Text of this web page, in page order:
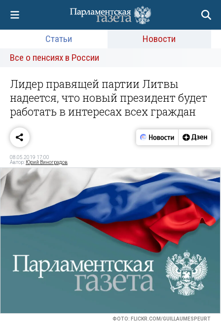
Статьи
Новости
Все о пенсиях в России
Лидер правящей партии Литвы
надеется, что новый президент будет
работать в интересах всех граждан
08.05.2019 17:00
Автор: Юрий Виноградов
ФОТО: FLICKR.COM/GUILLAUMESPEURT